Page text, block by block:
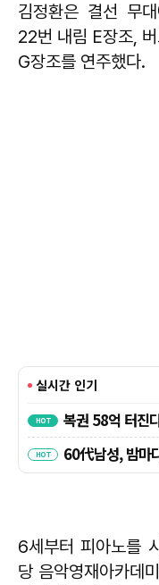
김정환은 결선 무
22번 내림 E장조,
G장조를 연주했다.
6세부터 피아노를
당 음악영재아카데